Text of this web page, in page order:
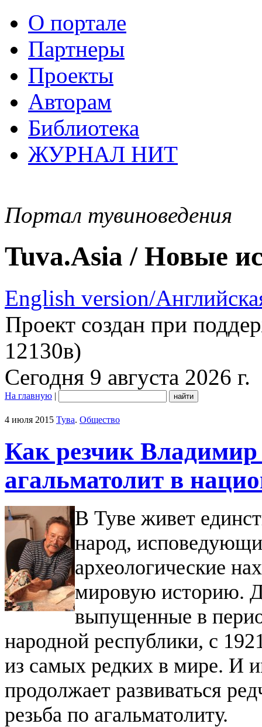
О портале
Партнеры
Проекты
Авторам
Библиотека
ЖУРНАЛ НИТ
Портал тувиноведения
Tuva.Asia / Новые
English version/
Проект создан при
12130в)
Сегодня 9 августа 2026 г.
На главную |
4 июля 2015 Тува. Общество
Как резчик
агальматолит в
В Туве живет
народ,
археологические
мировую историю.
выпущенные в
народной республики, с
из самых редких в мире. И
продолжает развиваться
резьба по агальматолиту.